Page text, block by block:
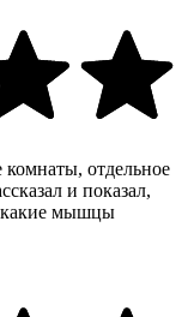
отдельное
и показал,
какие мышцы